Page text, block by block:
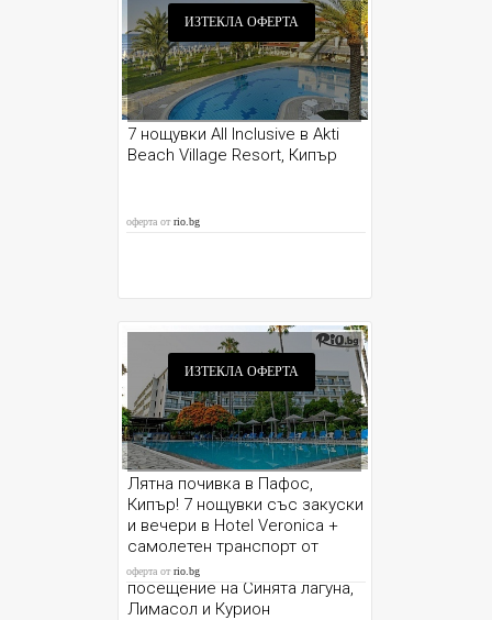
ИЗТЕКЛА ОФЕРТА
7 нощувки All Inclusive в Akti
Beach Village Resort, Кипър
оферта отrio.bg
ИЗТЕКЛА ОФЕРТА
Лятна почивка в Пафос,
Кипър! 7 нощувки със закуски
и вечери в Hotel Veronica +
самолетен транспорт от
София и възможност за
посещение на Синята лагуна,
Лимасол и Курион
оферта отrio.bg